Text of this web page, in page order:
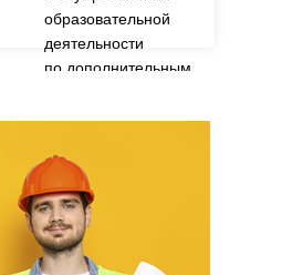
образовательной
деятельности
по дополнительным